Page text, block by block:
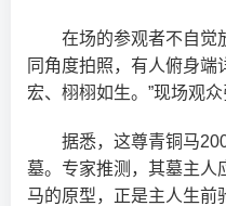
在场的参观者不自觉
同角度拍照，有人俯身端
宏、栩栩如生。”现场观众
据悉，这尊青铜马
墓。专家推测，其墓主人
马的原型，正是主人生前